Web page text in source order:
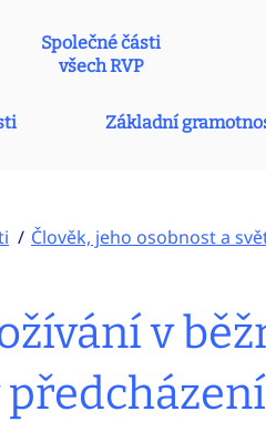
Společné části
všech RVP
Základní
Člověk, jeho osobnost a
v